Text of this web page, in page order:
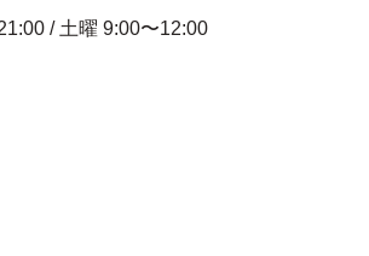
/ 土曜 9:00〜12:00